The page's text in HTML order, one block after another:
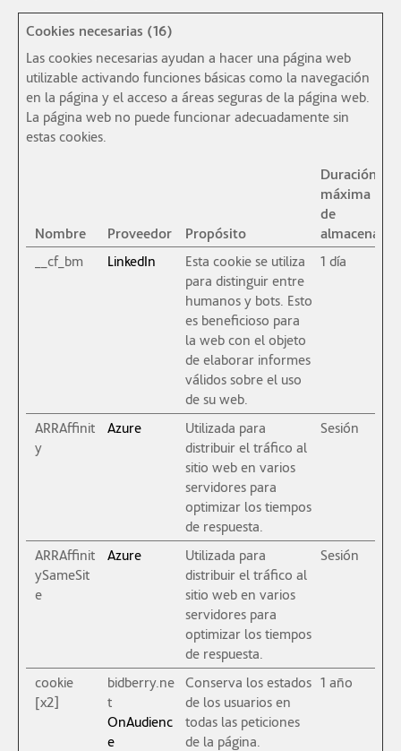
Cookies necesarias (16)
Las cookies necesarias ayudan a hacer una página web
utilizable activando funciones básicas como la navegación
en la página y el acceso a áreas seguras de la página web.
La página web no puede funcionar adecuadamente sin
estas cookies.
Nombre Proveedor Propósito
Duración
máxima
de
__cf_bm
LinkedIn
Esta cookie se utiliza
para distinguir entre
humanos y bots. Esto
es beneficioso para
la web con el objeto
de elaborar informes
válidos sobre el uso
de su web.
1 día
ARRAffinit
y
Azure
Utilizada para
distribuir el tráfico al
sitio web en varios
servidores para
optimizar los tiempos
de respuesta.
Sesión
ARRAffinit
ySameSit
e
Azure
Utilizada para
distribuir el tráfico al
sitio web en varios
servidores para
optimizar los tiempos
de respuesta.
Sesión
cookie
[x2]
bidberry.ne
t
OnAudienc
e
Conserva los estados
de los usuarios en
todas las peticiones
de la página.
1 año